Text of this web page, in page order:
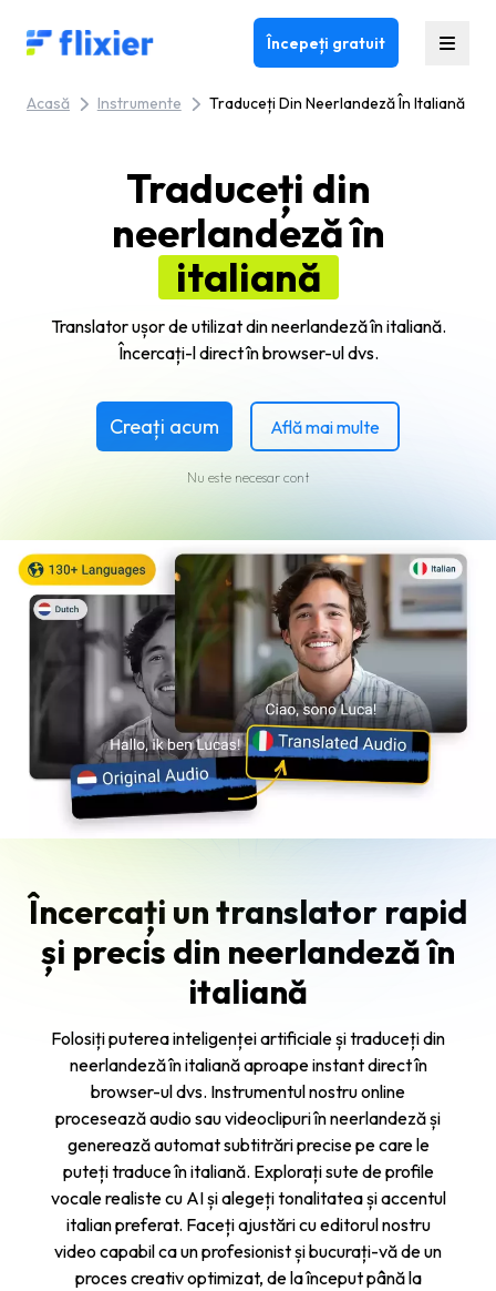
Flixier logo - Home Începeți gratuit
Acasă Instrumente Traduceți Din Neerlandeză În Italiană
Traduceți din
neerlandeză în
italiană
Translator ușor de utilizat din neerlandeză în italiană.
Încercați-l direct în browser-ul dvs.
Creați acum Află mai multe
Nu este necesar cont
Încercați un translator rapid
și precis din neerlandeză în
italiană
Folosiți puterea inteligenței artificiale și traduceți din
neerlandeză în italiană aproape instant direct în
browser-ul dvs. Instrumentul nostru online
procesează audio sau videoclipuri în neerlandeză și
generează automat subtitrări precise pe care le
puteți traduce în italiană. Explorați sute de profile
vocale realiste cu AI și alegeți tonalitatea și accentul
italian preferat. Faceți ajustări cu editorul nostru
video capabil ca un profesionist și bucurați-vă de un
proces creativ optimizat, de la început până la